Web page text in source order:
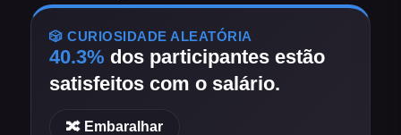
🎲 CURIOSIDADE ALEATÓRIA
40.3% dos participantesestão
satisfeitos com o salário.
🔀 Embaralhar